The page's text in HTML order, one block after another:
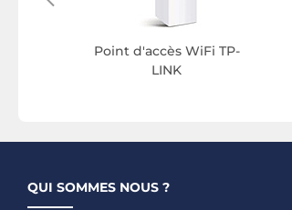
Point d'accès WiFi TP-
LINK
QUI SOMMES NOUS ?